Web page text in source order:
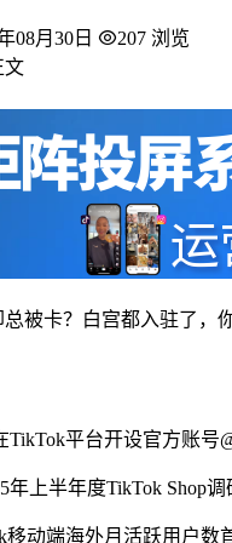
08月30日
207 浏览
文
被卡？白宫都入驻了，
TikTok平台开设官方账号
年上半年度TikTok Shop
移动端海外月活跃用户数